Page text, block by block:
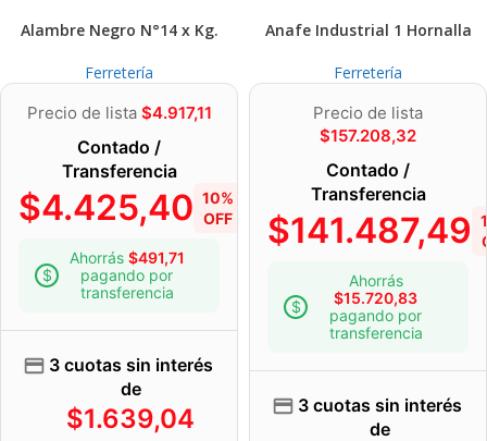
Alambre Negro N°14 x Kg.
Ferretería
Precio de lista $4.917,11
Contado /
Transferencia
$4.425,40 10%
OFF
Ahorrás $491,71
pagando por
transferencia
3 cuotas sin interés
de
$1.639,04
Anafe Industrial 1 Hornalla
Ferretería
Precio de lista
$157.208,32
Contado /
Transferencia
$141.487,49
Ahorrás
$15.720,83
pagando por
transferencia
3 cuotas sin interés
de